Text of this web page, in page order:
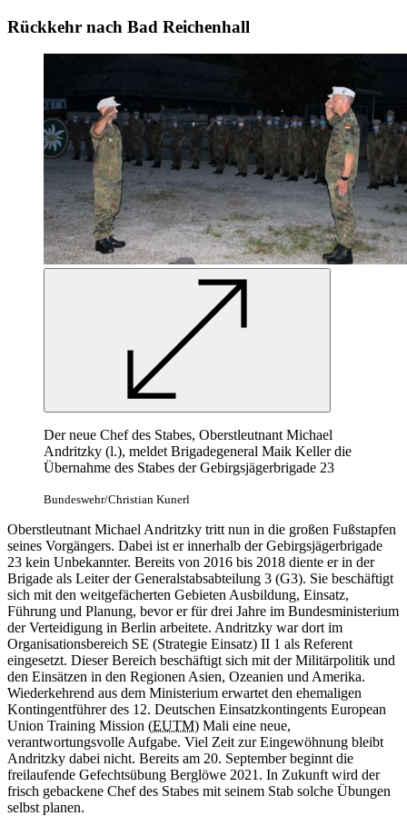
Rückkehr nach Bad Reichenhall
Der neue Chef des Stabes, Oberstleutnant Michael
Andritzky (l.), meldet Brigadegeneral Maik Keller die
Übernahme des Stabes der Gebirgsjägerbrigade 23
Bundeswehr/Christian Kunerl
Oberstleutnant Michael Andritzky tritt nun in die großen Fußstapfen
seines Vorgängers. Dabei ist er innerhalb der Gebirgsjägerbrigade
23 kein Unbekannter. Bereits von 2016 bis 2018 diente er in der
Brigade als Leiter der Generalstabsabteilung 3 (G3). Sie beschäftigt
sich mit den weitgefächerten Gebieten Ausbildung, Einsatz,
Führung und Planung, bevor er für drei Jahre im Bundesministerium
der Verteidigung in Berlin arbeitete. Andritzky war dort im
Organisationsbereich SE (Strategie Einsatz) II 1 als Referent
eingesetzt. Dieser Bereich beschäftigt sich mit der Militärpolitik und
den Einsätzen in den Regionen Asien, Ozeanien und Amerika.
Wiederkehrend aus dem Ministerium erwartet den ehemaligen
Kontingentführer des 12. Deutschen Einsatzkontingents European
Union Training Mission (EUTM) Mali eine neue,
verantwortungsvolle Aufgabe. Viel Zeit zur Eingewöhnung bleibt
Andritzky dabei nicht. Bereits am 20. September beginnt die
freilaufende Gefechtsübung Berglöwe 2021. In Zukunft wird der
frisch gebackene Chef des Stabes mit seinem Stab solche Übungen
selbst planen.